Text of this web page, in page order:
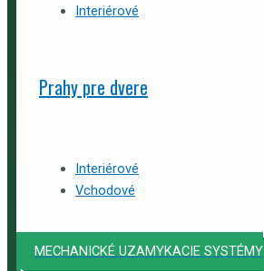
Interiérové
Prahy pre dvere
Interiérové
Vchodové
MECHANICKÉ UZAMYKACIE SYSTÉMY